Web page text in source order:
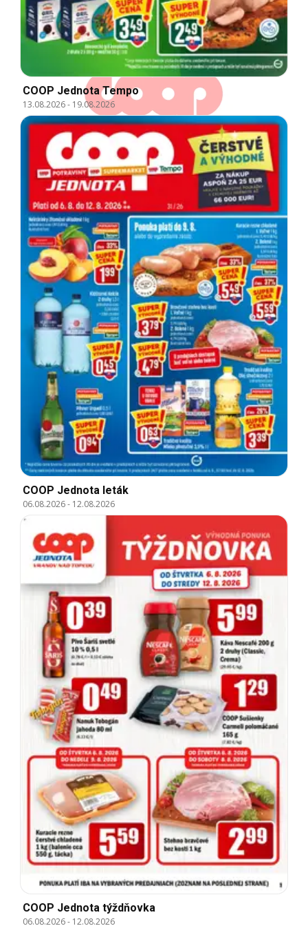
COOP Jednota Tempo
13.08.2026- 19.08.2026
COOP Jednota leták
06.08.2026- 12.08.2026
COOP Jednota týždňovka
06.08.2026- 12.08.2026